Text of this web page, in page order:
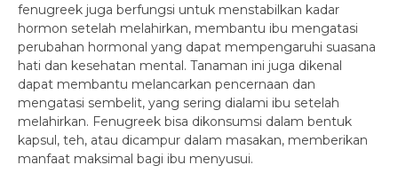
fenugreek juga berfungsi untuk menstabilkan kadar
hormon setelah melahirkan, membantu ibu mengatasi
perubahan hormonal yang dapat mempengaruhi suasana
hati dan kesehatan mental. Tanaman ini juga dikenal
dapat membantu melancarkan pencernaan dan
mengatasi sembelit, yang sering dialami ibu setelah
melahirkan. Fenugreek bisa dikonsumsi dalam bentuk
kapsul, teh, atau dicampur dalam masakan, memberikan
manfaat maksimal bagi ibu menyusui.